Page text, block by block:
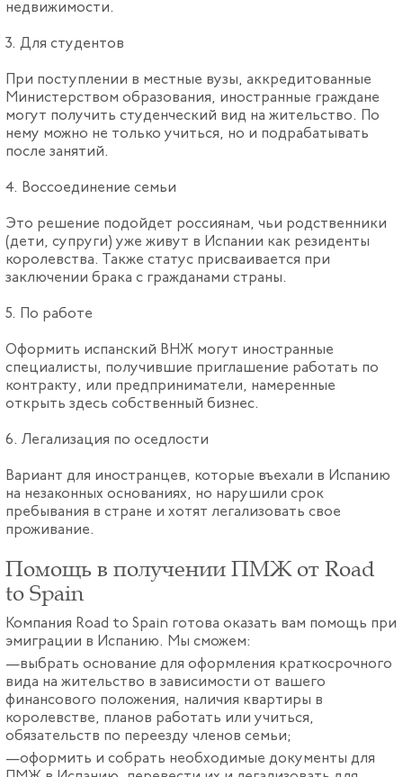
недвижимости.
3. Для студентов
При поступлении в местные вузы, аккредитованные
Министерством образования, иностранные граждане
могут получить студенческий вид на жительство. По
нему можно не только учиться, но и подрабатывать
после занятий.
4. Воссоединение семьи
Это решение подойдет россиянам, чьи родственники
(дети, супруги) уже живут в Испании как резиденты
королевства. Также статус присваивается при
заключении брака с гражданами страны.
5. По работе
Оформить испанский ВНЖ могут иностранные
специалисты, получившие приглашение работать по
контракту, или предприниматели, намеренные
открыть здесь собственный бизнес.
6. Легализация по оседлости
Вариант для иностранцев, которые въехали в Испанию
на незаконных основаниях, но нарушили срок
пребывания в стране и хотят легализовать свое
проживание.
Помощь в получении ПМЖ от Road
to Spain
Компания Road to Spain готова оказать вам помощь при
эмиграции в Испанию. Мы сможем:
выбрать основание для оформления краткосрочного
вида на жительство в зависимости от вашего
финансового положения, наличия квартиры в
королевстве, планов работать или учиться,
обязательств по переезду членов семьи;
оформить и собрать необходимые документы для